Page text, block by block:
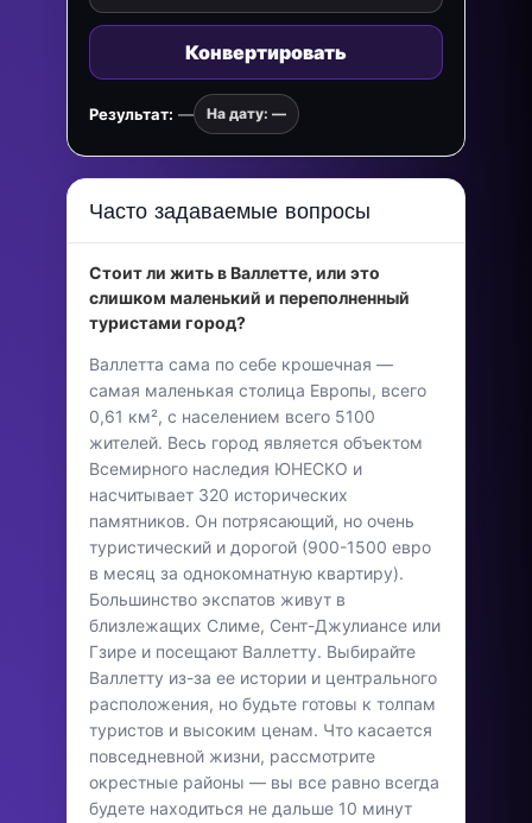
Конвертировать
Результат: — На дату: —
Часто задаваемые вопросы
Стоит ли жить в Валлетте, или это
слишком маленький и переполненный
туристами город?
Валлетта сама по себе крошечная —
самая маленькая столица Европы, всего
0,61 км², с населением всего 5100
жителей. Весь город является объектом
Всемирного наследия ЮНЕСКО и
насчитывает 320 исторических
памятников. Он потрясающий, но очень
туристический и дорогой (900-1500 евро
в месяц за однокомнатную квартиру).
Большинство экспатов живут в
близлежащих Слиме, Сент-Джулиансе или
Гзире и посещают Валлетту. Выбирайте
Валлетту из-за ее истории и центрального
расположения, но будьте готовы к толпам
туристов и высоким ценам. Что касается
повседневной жизни, рассмотрите
окрестные районы — вы все равно всегда
будете находиться не дальше 10 минут